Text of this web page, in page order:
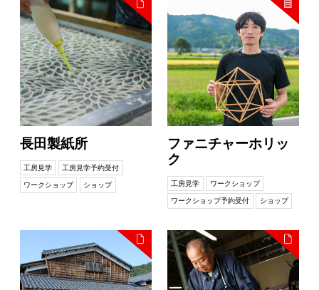
長田製紙所
工房見学 工房見学予約受付
ワークショップ ショップ
ファニチャーホリッ
ク
工房見学 ワークショップ
ワークショップ予約受付 ショップ